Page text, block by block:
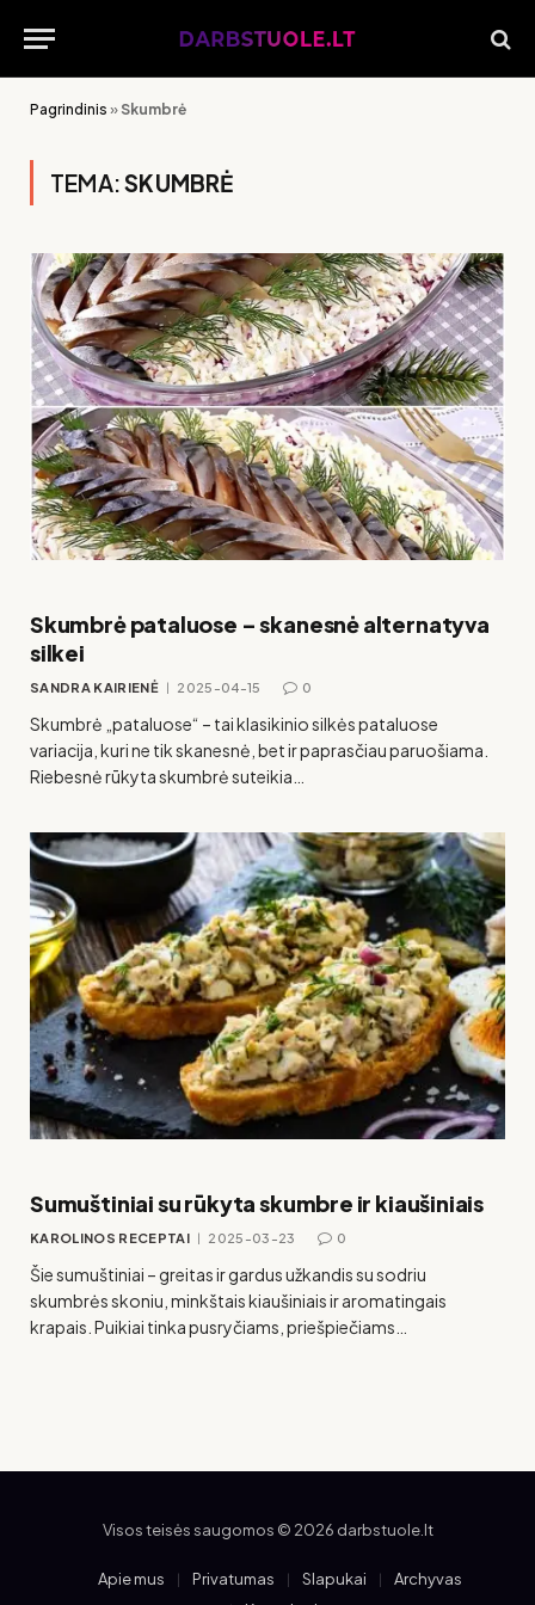
Pagrindinis » Skumbrė
TEMA:SKUMBRĖ
Skumbrė pataluose – skanesnė alternatyva
silkei
SANDRA KAIRIENĖ 2025-04-15 0
Skumbrė „pataluose“ – tai klasikinio silkės pataluose
variacija, kuri ne tik skanesnė, bet ir paprasčiau paruošiama.
Riebesnė rūkyta skumbrė suteikia…
Sumuštiniai su rūkyta skumbre ir kiaušiniais
KAROLINOS RECEPTAI 2025-03-23 0
Šie sumuštiniai – greitas ir gardus užkandis su sodriu
skumbrės skoniu, minkštais kiaušiniais ir aromatingais
krapais. Puikiai tinka pusryčiams, priešpiečiams…
Visos teisės saugomos © 2026 darbstuole.lt
Apie mus Privatumas Slapukai
Archyvas